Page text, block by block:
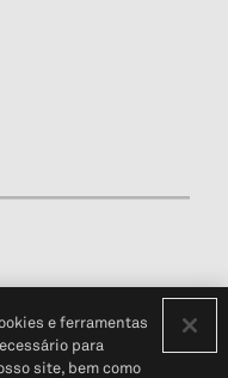
do cliente (em inglês)
© 2026 S&P Global
e ferramentas
para
site, bem como